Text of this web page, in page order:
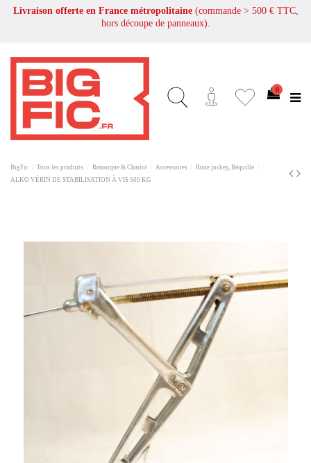
Livraison offerte en France métropolitaine (commande > 500 € TTC,
hors découpe de panneaux).
0
BigFic Tous les produits Remorque & Chariot Accessoires
Roue jockey, Béquille
ALKO VÉRIN DE STABILISATION À VIS 500 KG